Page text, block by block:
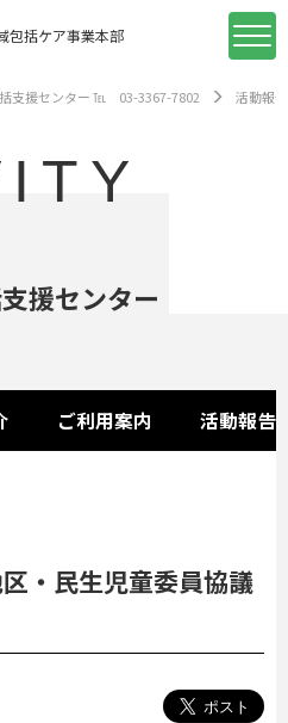
包括ケア事業本部
支援センター ℡ 03-3367-7802 活動報告
援センター
ご利用案内 活動報告
区・民生児童委員協議